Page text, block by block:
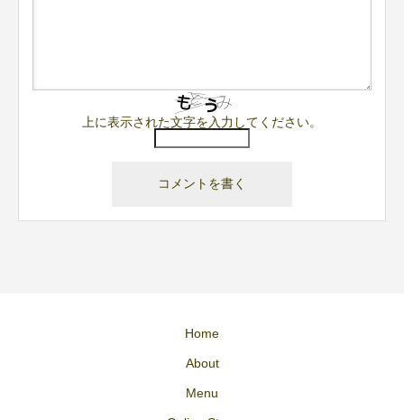
上に表示された文字を入力してください。
Home
About
Menu